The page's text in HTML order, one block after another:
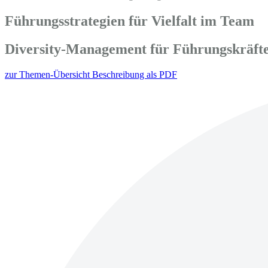
Führungsstrategien für Vielfalt im Team
Diversity-Management für
zur Themen-Übersicht Beschreibung als PDF